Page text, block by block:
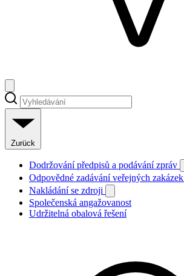
Zurück
Dodržování předpisů a podávání zpráv
Odpovědné zadávání veřejných zakázek
Nakládání se zdroji
Společenská angažovanost
Udržitelná obalová řešení